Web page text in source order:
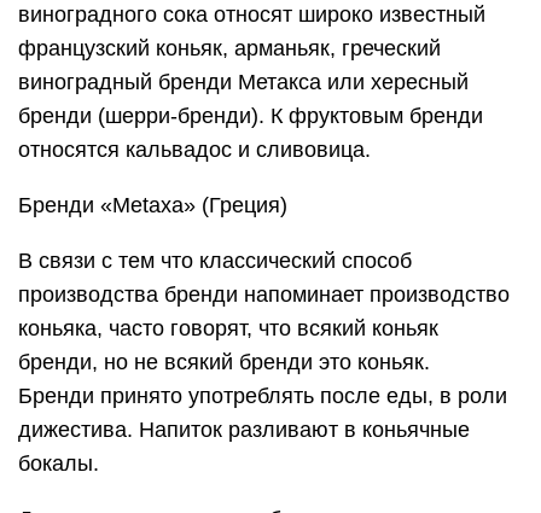
виноградного сока относят широко известный
французский коньяк, арманьяк, греческий
виноградный бренди Метакса или хересный
бренди (шерри-бренди). К фруктовым бренди
относятся кальвадос и сливовица.
Бренди «Metaxa» (Греция)
В связи с тем что классический способ
производства бренди напоминает производство
коньяка, часто говорят, что всякий коньяк
бренди, но не всякий бренди это коньяк.
Бренди принято употреблять после еды, в роли
дижестива. Напиток разливают в коньячные
бокалы.